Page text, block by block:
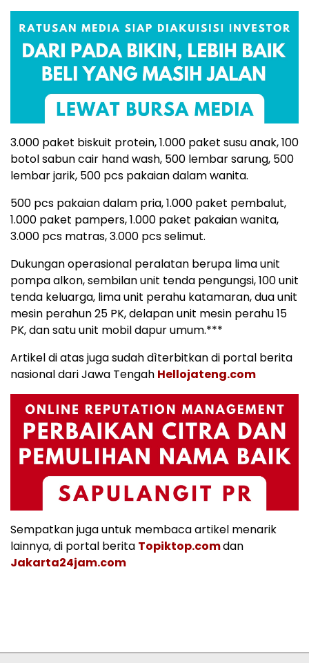
3.000 paket biskuit protein, 1.000 paket susu anak, 100
botol sabun cair hand wash, 500 lembar sarung, 500
lembar jarik, 500 pcs pakaian dalam wanita.
500 pcs pakaian dalam pria, 1.000 paket pembalut,
1.000 paket pampers, 1.000 paket pakaian wanita,
3.000 pcs matras, 3.000 pcs selimut.
Dukungan operasional peralatan berupa lima unit
pompa alkon, sembilan unit tenda pengungsi, 100 unit
tenda keluarga, lima unit perahu katamaran, dua unit
mesin perahun 25 PK, delapan unit mesin perahu 15
PK, dan satu unit mobil dapur umum.***
Artikel di atas juga sudah dìterbitkan di portal berita
nasional dari Jawa Tengah Hellojateng.com
Sempatkan juga untuk membaca artikel menarik
lainnya, di portal berita Topiktop.comdan
Jakarta24jam.com